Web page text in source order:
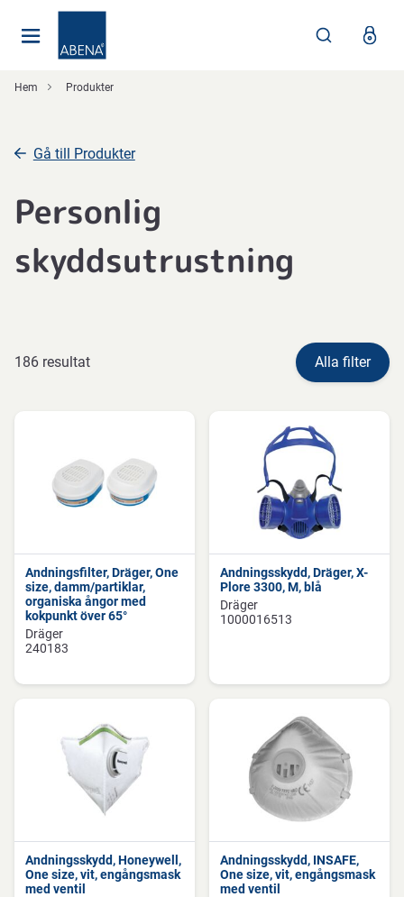
Hem Produkter
Gå till Produkter
Personlig
skyddsutrustning
186 resultat Alla filter
Andningsfilter, Dräger, One
size, damm/partiklar,
organiska ångor med
kokpunkt över 65°
Dräger
240183
Andningsskydd, Dräger, X-
Plore 3300, M, blå
Dräger
1000016513
Andningsskydd, Honeywell,
One size, vit, engångsmask
med ventil
Andningsskydd, INSAFE,
One size, vit, engångsmask
med ventil